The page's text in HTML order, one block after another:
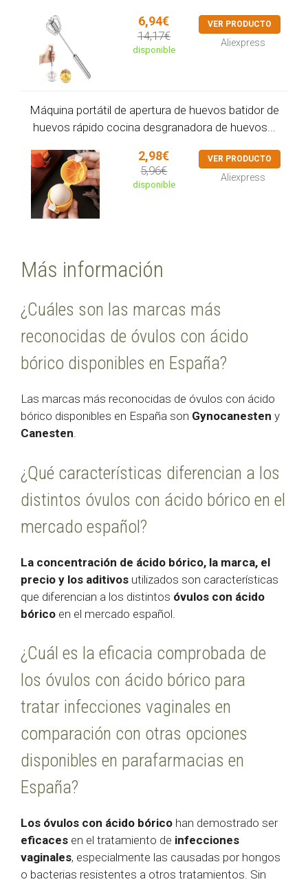
6,94€
14,17€
disponible
VER PRODUCTO
Aliexpress
Máquina portátil de apertura de huevos batidor de
huevos rápido cocina desgranadora de huevos...
2,98€
5,96€
disponible
VER PRODUCTO
Aliexpress
Más información
¿Cuáles son las marcas más
reconocidas de óvulos con ácido
bórico disponibles en España?
Las marcas más reconocidas de óvulos con ácido
bórico disponibles en España son Gynocanesten y
Canesten.
¿Qué características diferencian a los
distintos óvulos con ácido bórico en el
mercado español?
La concentración de ácido bórico, la marca, el
precio y los aditivos utilizados son características
que diferencian a los distintos óvulos con ácido
bórico en el mercado español.
¿Cuál es la eficacia comprobada de
los óvulos con ácido bórico para
tratar infecciones vaginales en
comparación con otras opciones
disponibles en parafarmacias en
España?
Los óvulos con ácido bórico han demostrado ser
eficaces en el tratamiento de infecciones
vaginales, especialmente las causadas por hongos
o bacterias resistentes a otros tratamientos. Sin